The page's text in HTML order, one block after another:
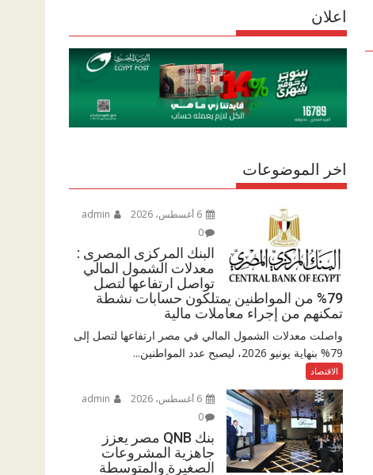
اعلان
اخر الموضوعات
0
البنك المركزى المصرى :
معدلات الشمول المالي
تواصل ارتفاعها لتصل
79% من المواطنين يمتلكون حسابات نشطة
تمكنهم من إجراء معاملات مالية
واصلت معدلات الشمول المالي في مصر ارتفاعها لتصل إلى
79% بنهاية يونيو 2026، ليصبح عدد المواطنين...
الاقتصاد
0
بنك QNB مصر يعزز
جاهزية المشروعات
الصغيرة والمتوسطة